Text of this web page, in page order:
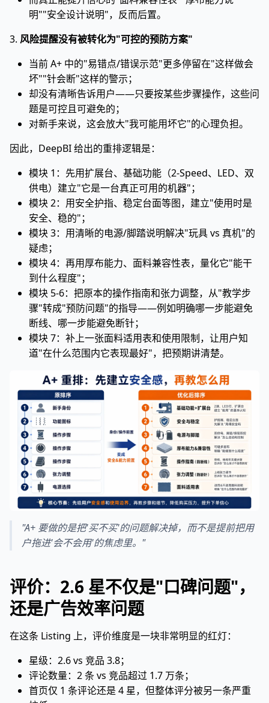
明""安全设计说明"，反而后置。
3. 风险提醒没有被转化为"可控的预防方案"
当前 A+ 中的"易错点/错误示范"更多停留在"这样做会
坏""针会断"这样的警示；
却没有清晰告诉用户——只要按某些步骤操作，这些问
题是可控且可避免的；
对新手来说，这会放大"我可能用坏它"的心理负担。
因此，DeepBI 给出的重排逻辑是：
模块 1：先用扩展台、基础功能（2-Speed、LED、双
供电）建立"它是一台真正可用的机器"；
模块 2：用安全护指、稳定台面等图，建立"使用时是
安全、稳的"；
模块 3：用清晰的电源/脚踏说明解决"玩具 vs 真机"的
疑虑；
模块 4：再用厚布能力、面料兼容性表，量化它"能干
到什么程度"；
模块 5-6：把原本的操作指南和张力调整，从"教学步
骤"转成"预防问题"的指导——例如明确哪一步能避免
断线、哪一步能避免断针；
模块 7：补上一张面料适用表和使用限制，让用户知
道"在什么范围内它表现最好"，把预期讲清楚。
"A+ 要做的是把'买不买'的问题解决掉，而不是提前把用
户拖进'会不会用'的焦虑里。"
评价：2.6 星不仅是"口碑问题"，
还是广告效率问题
在这条 Listing 上，评价维度是一块非常明显的红灯：
星级：2.6 vs 竞品 3.8；
评论数量：2 条 vs 竞品超过 1.7 万条；
首页仅 1 条评论还是 4 星，但整体评分被另一条严重